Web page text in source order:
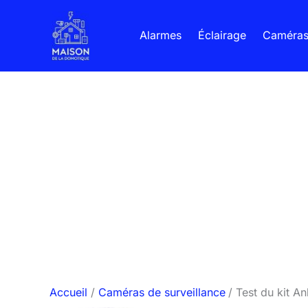
Alarmes Éclairage Caméras
Accueil Caméras de surveillance Test du kit